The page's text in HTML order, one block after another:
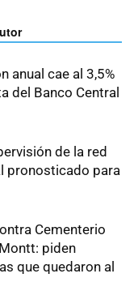
anual cae al 3,5%
del Banco Central
de la red
pronosticado para
Cementerio
piden
que quedaron al